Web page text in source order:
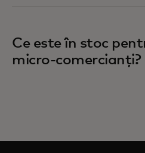
Ce este în stoc
micro-comercianți?